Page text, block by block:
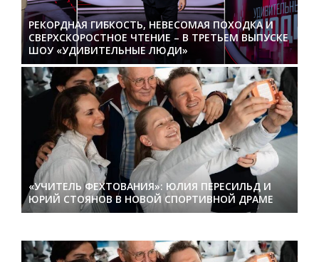
РЕКОРДНАЯ ГИБКОСТЬ, НЕВЕСОМАЯ ПОХОДКА И
СВЕРХСКОРОСТНОЕ ЧТЕНИЕ – В ТРЕТЬЕМ ВЫПУСКЕ
ШОУ «УДИВИТЕЛЬНЫЕ ЛЮДИ»
«УЧИТЕЛЬ ФЕХТОВАНИЯ»: ЮЛИЯ ПЕРЕСИЛЬД И
ЮРИЙ СТОЯНОВ В НОВОЙ СПОРТИВНОЙ ДРАМЕ